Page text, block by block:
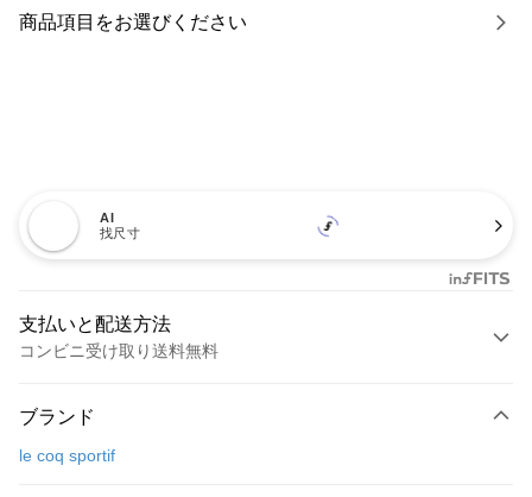
商品項目をお選びください
AI
找尺寸
支払いと配送方法
コンビニ受け取り送料無料
クレジットカード1回払い
ブランド
le coq sportif